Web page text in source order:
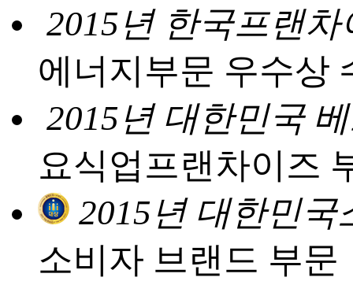
2015년 한국프랜차
에너지부문 우수상
2015년 대한민국
요식업프랜차이즈
2015년 대한민국
소비자 브랜드 부문